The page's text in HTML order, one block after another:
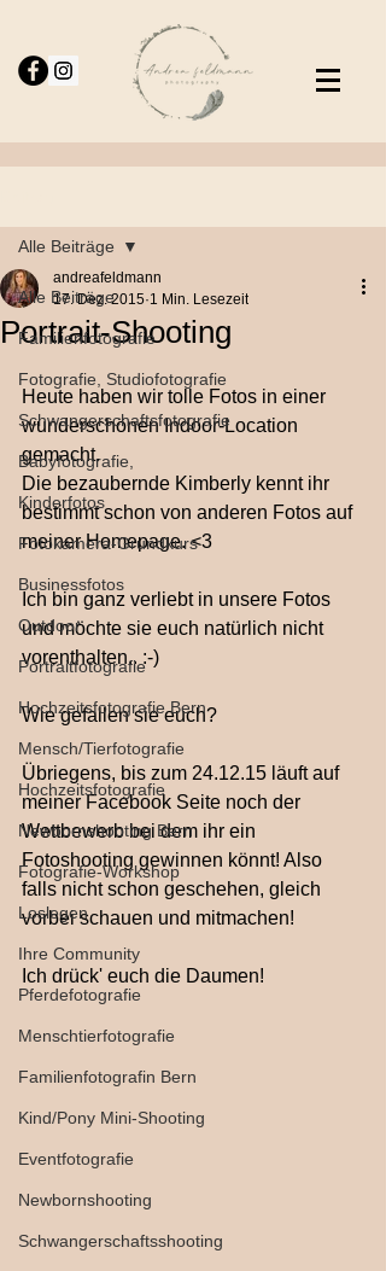
Alle Beiträge
Familienfotografie
Fotografie, Studiofotografie
Schwangerschaftsfotografie
Babyfotografie,
Kinderfotos
Fotokamera-Grundkurs
Businessfotos
Outdoor
Portraitfotografie
Hochzeitsfotografie Bern
Mensch/Tierfotografie
Hochzeitsfotografie
Newbornshooting Bern
Fotografie-Workshop
Loslegen
Ihre Community
Pferdefotografie
Menschtierfotografie
Familienfotografin Bern
Kind/Pony Mini-Shooting
Eventfotografie
Newbornshooting
Schwangerschaftsshooting
Alle Beiträge
Portrait-Shooting
andreafeldmann
17. Dez. 2015 1 Min. Lesezeit
Heute haben wir tolle Fotos in einer
wunderschönen Indoor-Location
gemacht.
Die bezaubernde Kimberly kennt ihr
bestimmt schon von anderen Fotos auf
meiner Homepage. <3
Ich bin ganz verliebt in unsere Fotos
und möchte sie euch natürlich nicht
vorenthalten.. :-)
Wie gefallen sie euch?
Übriegens, bis zum 24.12.15 läuft auf
meiner Facebook Seite noch der
Wettbewerb bei dem ihr ein
Fotoshooting gewinnen könnt! Also
falls nicht schon geschehen, gleich
vorbei schauen und mitmachen!
Ich drück' euch die Daumen!